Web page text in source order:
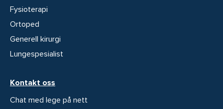
Fysioterapi
Ortoped
Generell kirurgi
Lungespesialist
Kontakt oss
Chat med lege på nett